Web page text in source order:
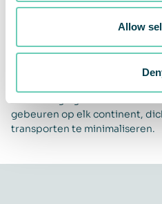
Allow
Onze producten zijn
milieuvriendelijkheid. We
kunnen worden gebruikt. We
hergebruiken, reviseren en
gebeuren op elk continent,
transporten te minimaliseren.